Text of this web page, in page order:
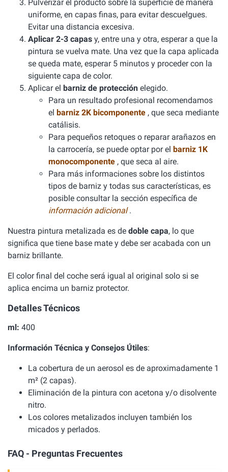
Pulverizar el producto sobre la superficie de manera
uniforme, en capas finas, para evitar descuelgues.
Evitar una distancia excesiva.
Aplicar 2-3 capas y, entre una y otra, esperar a que la
pintura se vuelva mate. Una vez que la capa aplicada
se queda mate, esperar 5 minutos y proceder con la
siguiente capa de color.
Aplicar el barniz de protección elegido.
Para un resultado profesional recomendamos
el barniz 2K bicomponente , que seca mediante
catálisis.
Para pequeños retoques o reparar arañazos en
la carrocería, se puede optar por el barniz 1K
monocomponente , que seca al aire.
Para más informaciones sobre los distintos
tipos de barniz y todas sus características, es
posible consultar la sección específica de
información adicional.
Nuestra pintura metalizada es de doble capa, lo que
significa que tiene base mate y debe ser acabada con un
barniz brillante.
El color final del coche será igual al original solo si se
aplica encima un barniz protector.
Detalles Técnicos
ml: 400
Información Técnica y Consejos Útiles:
La cobertura de un aerosol es de aproximadamente 1
m² (2 capas).
Eliminación de la pintura con acetona y/o disolvente
nitro.
Los colores metalizados incluyen también los
micados y perlados.
FAQ - Preguntas Frecuentes